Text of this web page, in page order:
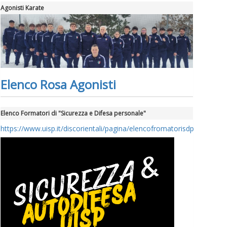
Agonisti Karate
Elenco Rosa Agonisti
Elenco Formatori di "Sicurezza e Difesa personale"
https://www.uisp.it/discorientali/pagina/elencofromatorisdp